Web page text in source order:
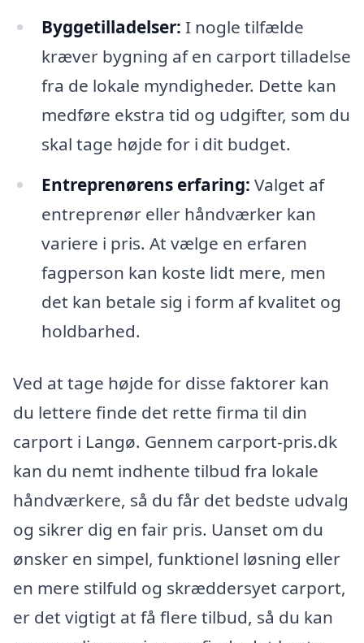
Byggetilladelser: I nogle tilfælde
kræver bygning af en carport tilladelse
fra de lokale myndigheder. Dette kan
medføre ekstra tid og udgifter, som du
skal tage højde for i dit budget.
Entreprenørens erfaring: Valget af
entreprenør eller håndværker kan
variere i pris. At vælge en erfaren
fagperson kan koste lidt mere, men
det kan betale sig i form af kvalitet og
holdbarhed.
Ved at tage højde for disse faktorer kan
du lettere finde det rette firma til din
carport i Langø. Gennem carport-pris.dk
kan du nemt indhente tilbud fra lokale
håndværkere, så du får det bedste udvalg
og sikrer dig en fair pris. Uanset om du
ønsker en simpel, funktionel løsning eller
en mere stilfuld og skræddersyet carport,
er det vigtigt at få flere tilbud, så du kan